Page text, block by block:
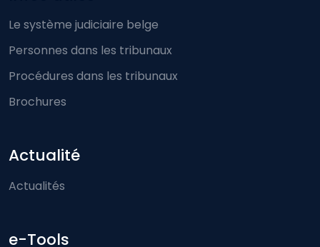
Le système judiciaire belge
Personnes dans les tribunaux
Procédures dans les tribunaux
Brochures
Actualité
Actualités
e-Tools